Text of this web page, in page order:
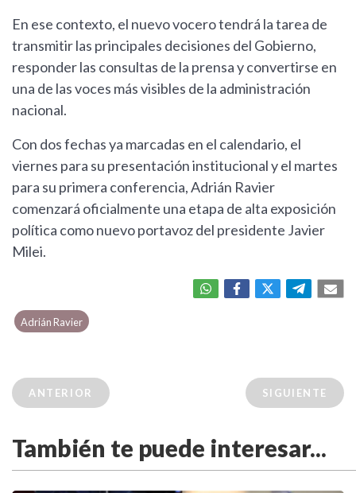
En ese contexto, el nuevo vocero tendrá la tarea de
transmitir las principales decisiones del Gobierno,
responder las consultas de la prensa y convertirse en
una de las voces más visibles de la administración
nacional.
Con dos fechas ya marcadas en el calendario, el
viernes para su presentación institucional y el martes
para su primera conferencia, Adrián Ravier
comenzará oficialmente una etapa de alta exposición
política como nuevo portavoz del presidente Javier
Milei.
Adrián Ravier
ANTERIOR SIGUIENTE
También te puede interesar...